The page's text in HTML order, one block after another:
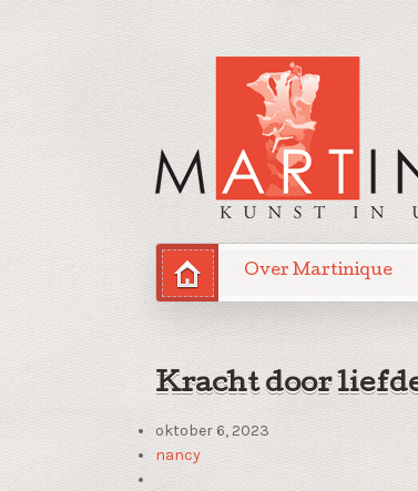
Over Martinique
Kracht door
oktober 6, 2023
nancy